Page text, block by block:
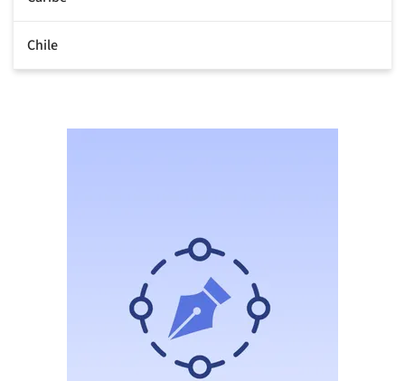
Chile